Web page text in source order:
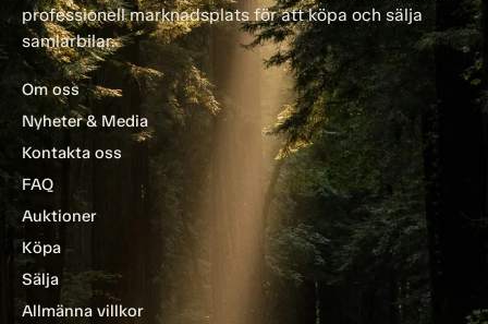
professionell marknadsplats för att köpa och sälja
samlarbilar.
Om oss
Nyheter & Media
Kontakta oss
FAQ
Auktioner
Köpa
Sälja
Allmänna villkor